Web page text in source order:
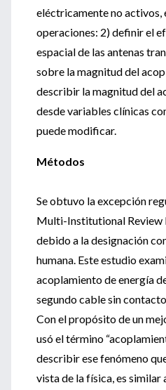
eléctricamente no activos,
operaciones: 2) definir el
espacial de las antenas
sobre la magnitud del
describir la magnitud del
desde variables clínicas
puede modificar.
Métodos
Se obtuvo la excepción
Multi-Institutional Review
debido a la designación
humana. Este estudio
acoplamiento de energía
segundo cable sin
Con el propósito de un
usó el término
describir ese fenómeno
vista de la física, es similar